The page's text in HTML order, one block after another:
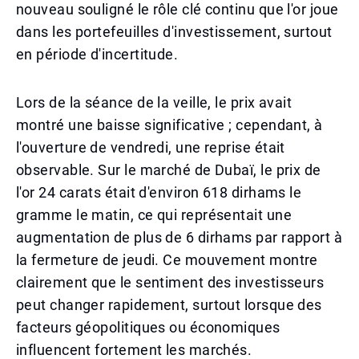
nouveau souligné le rôle clé continu que l'or joue
dans les portefeuilles d'investissement, surtout
en période d'incertitude.
Lors de la séance de la veille, le prix avait
montré une baisse significative ; cependant, à
l'ouverture de vendredi, une reprise était
observable. Sur le marché de Dubaï, le prix de
l'or 24 carats était d'environ 618 dirhams le
gramme le matin, ce qui représentait une
augmentation de plus de 6 dirhams par rapport à
la fermeture de jeudi. Ce mouvement montre
clairement que le sentiment des investisseurs
peut changer rapidement, surtout lorsque des
facteurs géopolitiques ou économiques
influencent fortement les marchés.